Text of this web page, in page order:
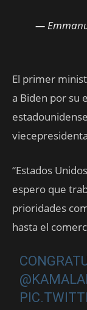
—
El primer
a Biden por su
“Estados
espero que
prioridades
hasta el